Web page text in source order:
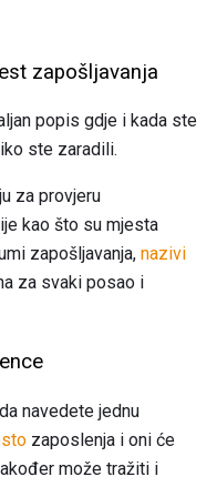
zapošljavanja
popis gdje i kada ste
ste zaradili.
za provjeru
kao što su mjesta
zapošljavanja, nazivi
za svaki posao i
navedete jednu
zaposlenja i oni će
može tražiti i